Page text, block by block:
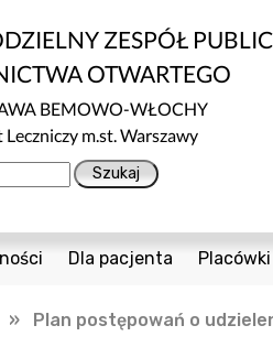
ZESPÓŁ
OTWARTEGO
BEMOWO-WŁOCHY
m.st. Warszawy
Dla pacjenta
Multisport
Placówki
» Plan postępowań o